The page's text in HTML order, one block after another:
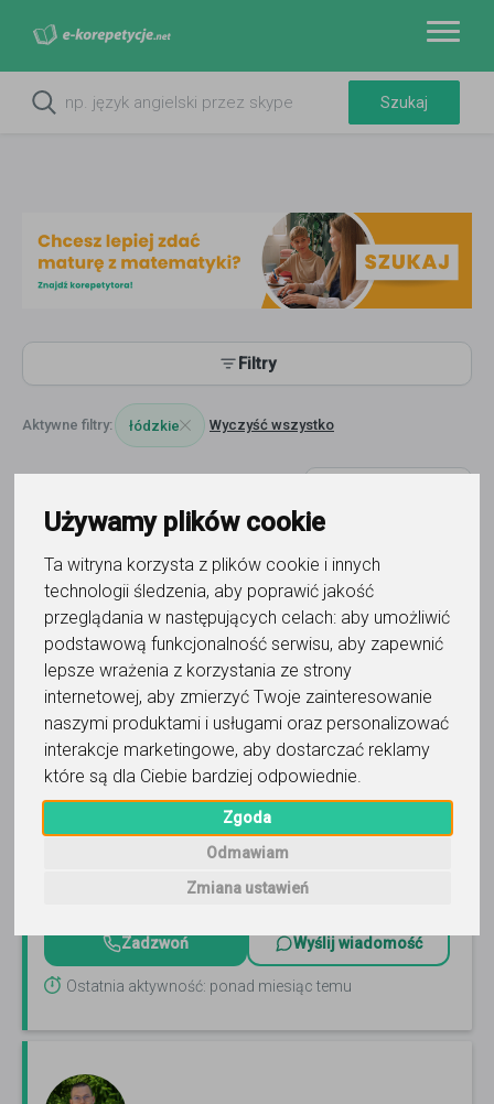
Używamy plików cookie
Ta witryna korzysta z plików cookie i innych
technologii śledzenia, aby poprawić jakość
przeglądania w następujących celach: aby umożliwić
podstawową funkcjonalność serwisu, aby zapewnić
lepsze wrażenia z korzystania ze strony
internetowej, aby zmierzyć Twoje zainteresowanie
naszymi produktami i usługami oraz personalizować
interakcje marketingowe, aby dostarczać reklamy
które są dla Ciebie bardziej odpowiednie.
Zgoda
Odmawiam
Zmiana ustawień
Filtry
łódzkie Wyczyść wszystko
biologia
Korepetycje IB spółka z o.o.
Skuteczne korepetycje z biologii – matura 2025/2026, IB,
A-levels, GCSE. Wysokie wyniki, indywidualne podejście,
przygotowanie do studiów w Polsce i za granicą
Online, Warszawa i 4 inne
10opinii
zł / 60 min
Zadzwoń Wyślij wiadomość
Ostatnia aktywność: ponad miesiąc temu